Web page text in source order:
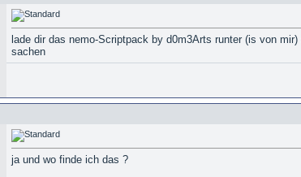
lade dir das nemo-Scriptpack by d0m3Arts runter (is von
sachen
ja und wo finde ich das ?